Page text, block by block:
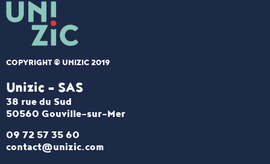
COPYRIGHT © UNIZIC 2019
Unizic - SAS​
38 rue du Sud
50560 Gouville-sur-Mer
09 72 57 35 60
contact@unizic.com